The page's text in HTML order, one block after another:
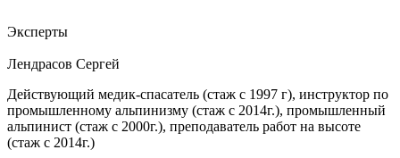
Эксперты
Лендрасов Сергей
Действующий медик-спасатель (стаж с 1997 г), инструктор по
промышленному альпинизму (стаж с 2014г.), промышленный
альпинист (стаж с 2000г.), преподаватель работ на высоте
(стаж с 2014г.)